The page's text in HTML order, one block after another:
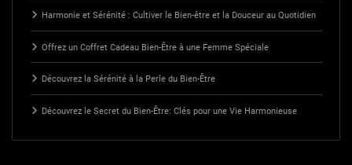
Harmonie et Sérénité : Cultiver le Bien-être et la Douceur au Quotidien
Offrez un Coffret Cadeau Bien-Être à une Femme Spéciale
Découvrez la Sérénité à la Perle du Bien-Être
Découvrez le Secret du Bien-Être: Clés pour une Vie Harmonieuse